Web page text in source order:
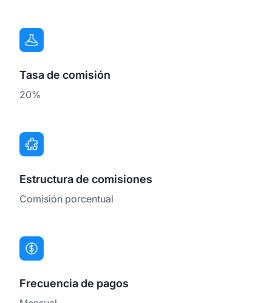
Tasa de comisión
20%
Estructura de comisiones
Comisión porcentual
Frecuencia de pagos